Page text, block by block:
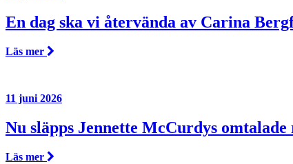
En dag ska vi återvända av Carina
Läs mer
11 juni 2026
Nu släpps Jennette McCurdys omtalade
Läs mer